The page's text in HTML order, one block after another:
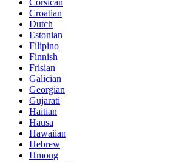
Corsican
Croatian
Dutch
Estonian
Filipino
Finnish
Frisian
Galician
Georgian
Gujarati
Haitian
Hausa
Hawaiian
Hebrew
Hmong